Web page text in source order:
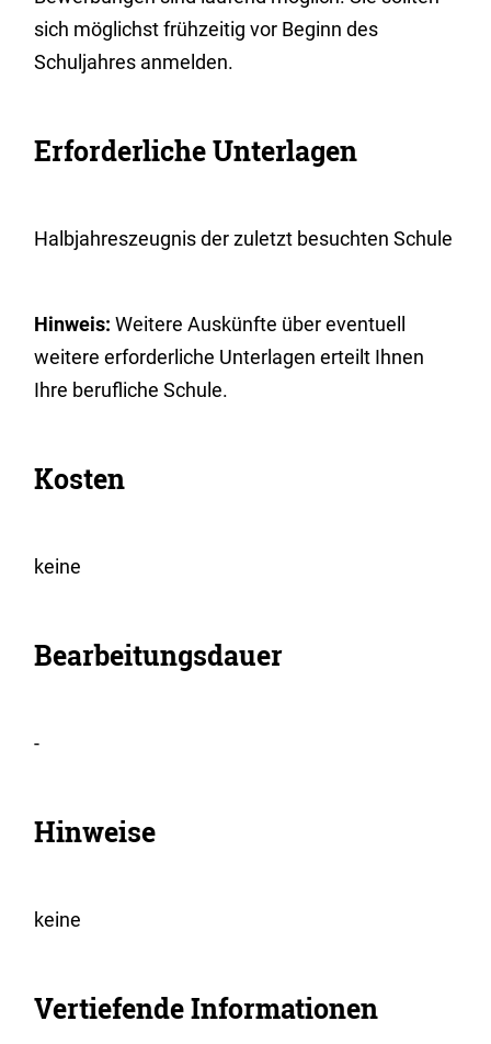
sich möglichst frühzeitig vor Beginn des
Schuljahres anmelden.
Erforderliche Unterlagen
Halbjahreszeugnis der zuletzt besuchten Schule
Hinweis:Weitere Auskünfte über eventuell
weitere erforderliche Unterlagen erteilt Ihnen
Ihre berufliche Schule.
Kosten
keine
Bearbeitungsdauer
-
Hinweise
keine
Vertiefende Informationen